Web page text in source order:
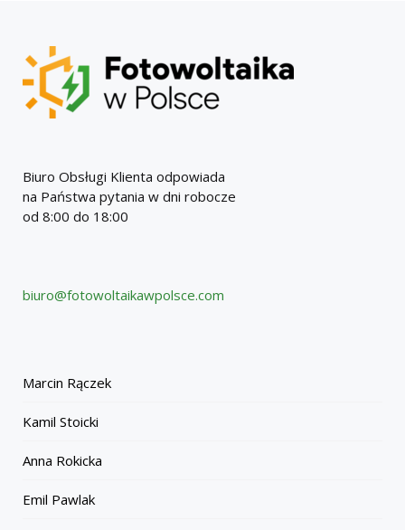
Biuro Obsługi Klienta odpowiada
na Państwa pytania w dni robocze
od 8:00 do 18:00
biuro@fotowoltaikawpolsce.com
Marcin Rączek
Kamil Stoicki
Anna Rokicka
Emil Pawlak